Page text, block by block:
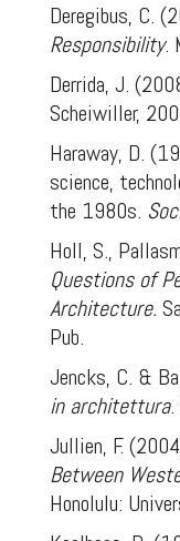
Deregibus, C.
Responsibility.
Derrida, J.
Scheiwiller,
Haraway, D.
science,
the 1980s.
Holl, S.,
Questions of
Architecture.
Pub.
Jencks, C. &
in architettura.
Jullien, F.
Between
Honolulu: